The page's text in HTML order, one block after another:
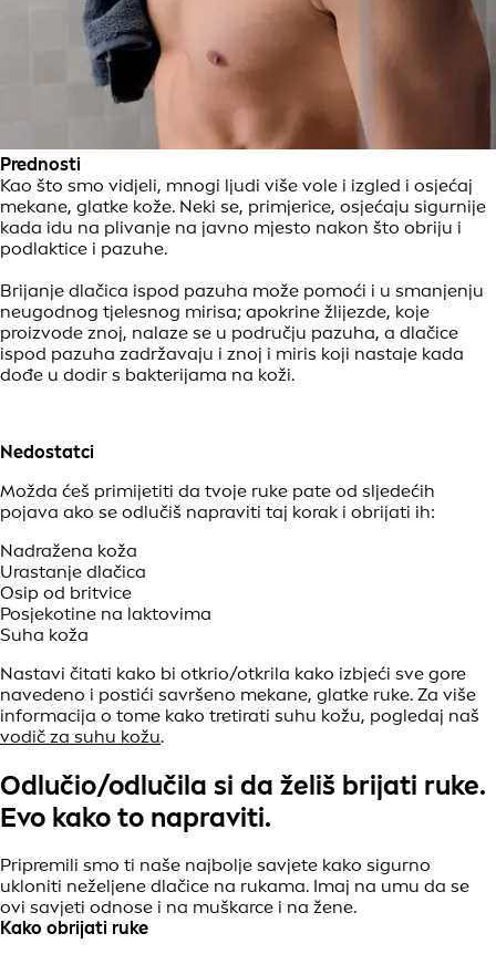
Prednosti
Kao što smo vidjeli, mnogi ljudi više vole i izgled i osjećaj
mekane, glatke kože. Neki se, primjerice, osjećaju sigurnije
kada idu na plivanje na javno mjesto nakon što obriju i
podlaktice i pazuhe.
Brijanje dlačica ispod pazuha može pomoći i u smanjenju
neugodnog tjelesnog mirisa; apokrine žlijezde, koje
proizvode znoj, nalaze se u području pazuha, a dlačice
ispod pazuha zadržavaju i znoj i miris koji nastaje kada
dođe u dodir s bakterijama na koži.
Nedostatci
Možda ćeš primijetiti da tvoje ruke pate od sljedećih
pojava ako se odlučiš napraviti taj korak i obrijati ih:
Nadražena koža
Urastanje dlačica
Osip od britvice
Posjekotine na laktovima
Suha koža
Nastavi čitati kako bi otkrio/otkrila kako izbjeći sve gore
navedeno i postići savršeno mekane, glatke ruke. Za više
informacija o tome kako tretirati suhu kožu, pogledaj naš
vodič za suhu kožu.
Odlučio/odlučila si da želiš brijati ruke.
Evo kako to napraviti.
Pripremili smo ti naše najbolje savjete kako sigurno
ukloniti neželjene dlačice na rukama. Imaj na umu da se
ovi savjeti odnose i na muškarce i na žene.
Kako obrijati ruke